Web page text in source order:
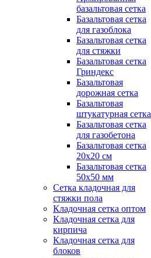
базальтовая сетка
Базальтовая сетка
для газоблока
Базальтовая сетка
для стяжки
Базальтовая сетка
Гриндекс
Базальтовая
дорожная сетка
Базальтовая
штукатурная сетка
Базальтовая сетка
для газобетона
Базальтовая сетка
20x20 см
Базальтовая сетка
50x50 мм
Сетка кладочная для
стяжки пола
Кладочная сетка оптом
Кладочная сетка для
кирпича
Кладочная сетка для
блоков